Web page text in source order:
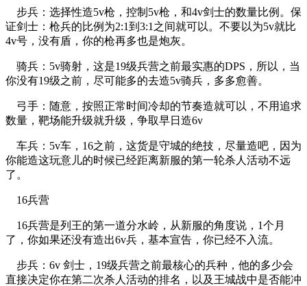
步兵：选择性造5v枪，控制5v枪，和4v剑士的数量比例。保
证剑士：枪兵的比例为2:1到3:1之间就可以。不要以为5v就比
4v号，没有盾，你的枪再多也是炮灰。
骑兵：5v骑射，这是19级兵营之前最实惠的DPS，所以，当
你没有19级之前，尽可能多的去造5v骑兵，多多愈善。
弓手：随意，按照正常时间冷却的节奏造就可以，不用追求
数量，靶场能升级就升级，争取早日造6v
车兵：5v车，16之前，这货是守城的绝技，尽量造吧，因为
你能造这玩意儿的时候已经距离新服的第一轮杀人活动不远
了。
16兵营
16兵营是列王的第一道分水岭，从新服的角度说，1个月
了，你如果还没有造出6v兵，基本宣告，你已经不入流。
步兵：6v 剑士，19级兵营之前最核心的兵种，他的多少会
直接决定你在第二次杀人活动的排名，以及王城战中是否能冲